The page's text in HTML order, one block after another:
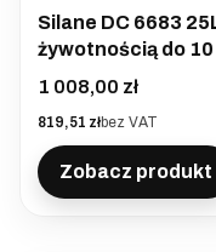
Silane DC 6683
żywotnością do
powierzchni
Cena
1 008,00 zł
Cena
819,51 złbez VAT
Zobacz produkt